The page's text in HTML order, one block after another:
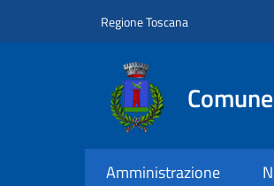
Regione Toscana
Amministrazione